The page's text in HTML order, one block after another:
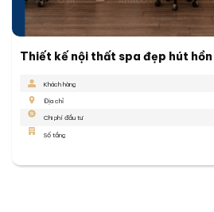
Thiết kế nội thất spa đẹp hút hồn
Khách hàng
Địa chỉ
Chi phí đầu tư
Số tầng